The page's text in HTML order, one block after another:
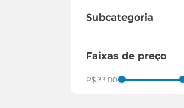
brinquedos
hormônios
ólhos
subcategoria
prisão de ventre
hemorróida
faixas de preço
R$ 33,00